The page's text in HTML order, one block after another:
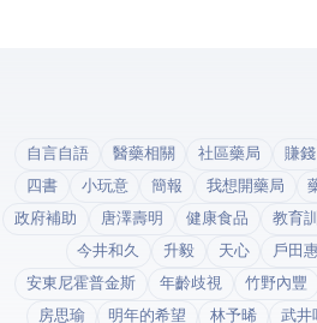
自言自語 醫藥相關 社區藥局 賺錢
四書
小玩意 簡報 我想開藥局
政府補助
唐澤壽明 健康食品 教育
今井和久
升毅 天心 戶田
安東尼霍普金斯
年齡歧視 竹野內豐
房思瑜
明年的希望 林予晞 武井